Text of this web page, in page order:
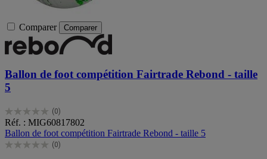
Comparer Comparer
Ballon de foot compétition Fairtrade Rebond - taille
5
(0)
0.0
sur
5
étoiles.
Réf. : MIG60817802
Ballon de foot compétition Fairtrade Rebond - taille 5
(0)
0.0